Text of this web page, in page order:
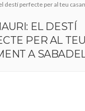
destí perfecte per al teu
EL DESTÍ
PER AL TEU
A